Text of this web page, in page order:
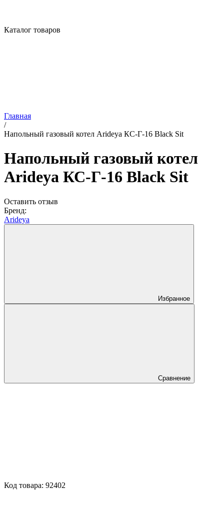
Каталог товаров
Главная
/
Напольный газовый котел Arideya КС-Г-16 Black Sit
Напольный газовый котел
Arideya КС-Г-16 Black Sit
Оставить отзыв
Бренд:
Arideya
Избранное
Сравнение
Код товара: 92402